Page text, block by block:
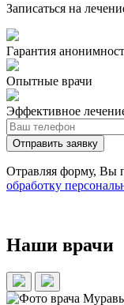
Записаться на
Гарантия
Опытные врачи
Эффективное
Отправить заявку
Отравляя форму, Вы
обработку
Наши врачи